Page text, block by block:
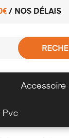
/ NOS DÉLAIS
Accessoire
Pvc